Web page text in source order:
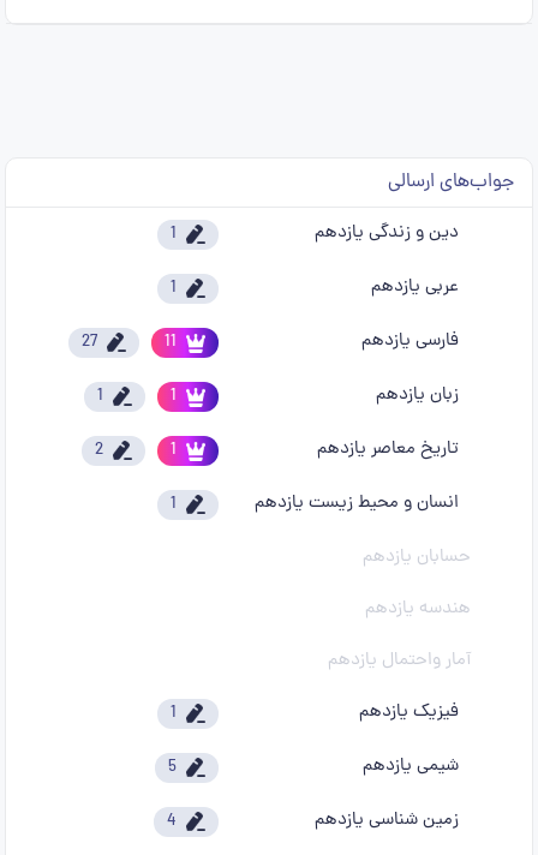
جواب‌های ارسالی
دین و زندگی یازدهم 1
عربی یازدهم 1
فارسی یازدهم 11
27
زبان یازدهم 1
1
تاریخ معاصر یازدهم 1
2
انسان و محیط زیست یازدهم 1
حسابان یازدهم
هندسه یازدهم
آمار واحتمال یازدهم
فیزیک یازدهم
1
شیمی یازدهم 5
زمین شناسی یازدهم 4